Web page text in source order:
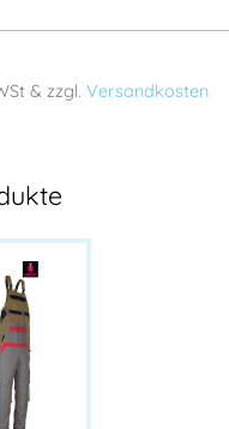
& zzgl. Versandkosten